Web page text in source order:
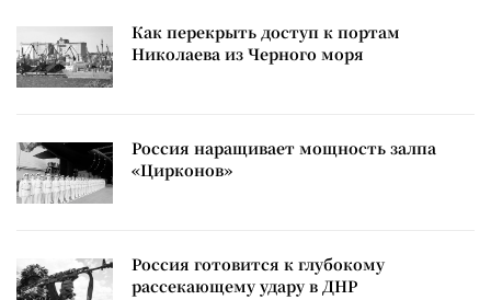
Как перекрыть доступ к портам
Николаева из Черного моря
Россия наращивает мощность залпа
«Цирконов»
Россия готовится к глубокому
рассекающему удару в ДНР